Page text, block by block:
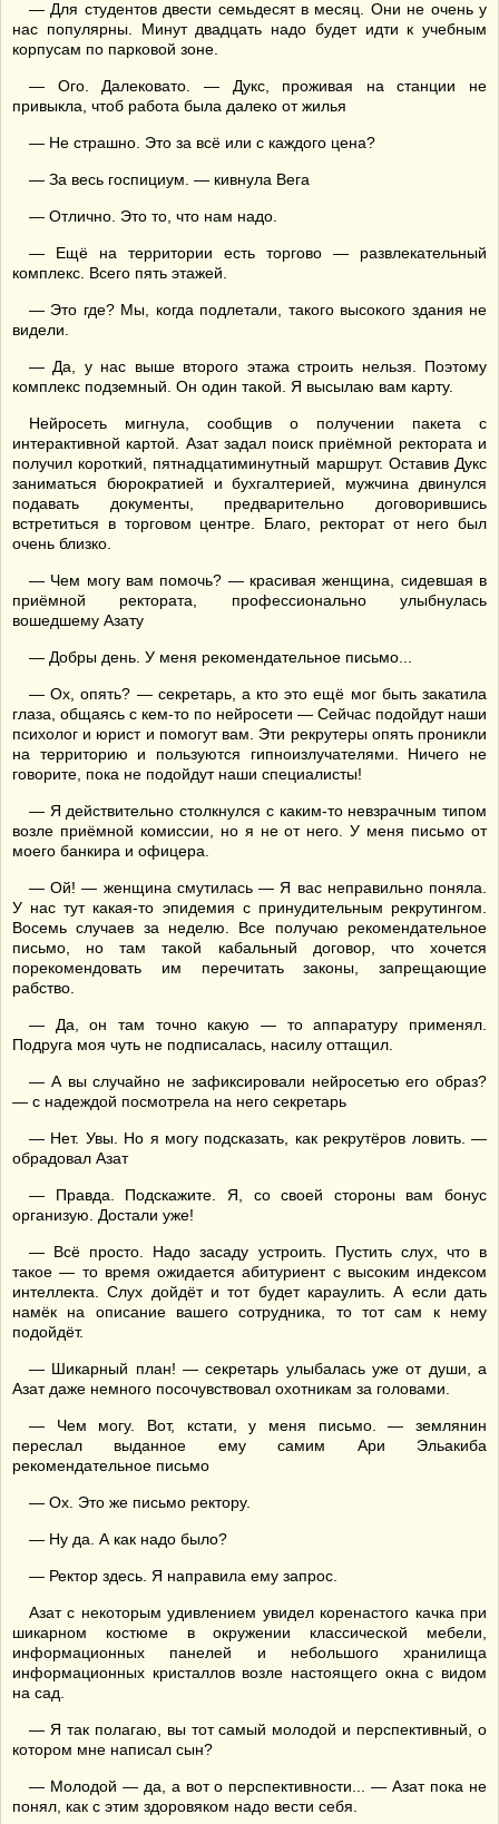
— Для студентов двести семьдесят в месяц. Они не очень у
нас популярны. Минут двадцать надо будет идти к учебным
корпусам по парковой зоне.
— Ого. Далековато. — Дукс, проживая на станции не
привыкла, чтоб работа была далеко от жилья
— Не страшно. Это за всё или с каждого цена?
— За весь госпициум. — кивнула Вега
— Отлично. Это то, что нам надо.
— Ещё на территории есть торгово — развлекательный
комплекс. Всего пять этажей.
— Это где? Мы, когда подлетали, такого высокого здания не
видели.
— Да, у нас выше второго этажа строить нельзя. Поэтому
комплекс подземный. Он один такой. Я высылаю вам карту.
Нейросеть мигнула, сообщив о получении пакета с
интерактивной картой. Азат задал поиск приёмной ректората и
получил короткий, пятнадцатиминутный маршрут. Оставив Дукс
заниматься бюрократией и бухгалтерией, мужчина двинулся
подавать документы, предварительно договорившись
встретиться в торговом центре. Благо, ректорат от него был
очень близко.
— Чем могу вам помочь? — красивая женщина, сидевшая в
приёмной ректората, профессионально улыбнулась
вошедшему Азату
— Добры день. У меня рекомендательное письмо...
— Ох, опять? — секретарь, а кто это ещё мог быть закатила
глаза, общаясь с кем-то по нейросети — Сейчас подойдут наши
психолог и юрист и помогут вам. Эти рекрутеры опять проникли
на территорию и пользуются гипноизлучателями. Ничего не
говорите, пока не подойдут наши специалисты!
— Я действительно столкнулся с каким-то невзрачным типом
возле приёмной комиссии, но я не от него. У меня письмо от
моего банкира и офицера.
— Ой! — женщина смутилась — Я вас неправильно поняла.
У нас тут какая-то эпидемия с принудительным рекрутингом.
Восемь случаев за неделю. Все получаю рекомендательное
письмо, но там такой кабальный договор, что хочется
порекомендовать им перечитать законы, запрещающие
рабство.
— Да, он там точно какую — то аппаратуру применял.
Подруга моя чуть не подписалась, насилу оттащил.
— А вы случайно не зафиксировали нейросетью его образ?
— с надеждой посмотрела на него секретарь
— Нет. Увы. Но я могу подсказать, как рекрутёров ловить. —
обрадовал Азат
— Правда. Подскажите. Я, со своей стороны вам бонус
организую. Достали уже!
— Всё просто. Надо засаду устроить. Пустить слух, что в
такое — то время ожидается абитуриент с высоким индексом
интеллекта. Слух дойдёт и тот будет караулить. А если дать
намёк на описание вашего сотрудника, то тот сам к нему
подойдёт.
— Шикарный план! — секретарь улыбалась уже от души, а
Азат даже немного посочувствовал охотникам за головами.
— Чем могу. Вот, кстати, у меня письмо. — землянин
переслал выданное ему самим Ари Эльакиба
рекомендательное письмо
— Ох. Это же письмо ректору.
— Ну да. А как надо было?
— Ректор здесь. Я направила ему запрос.
Азат с некоторым удивлением увидел коренастого качка при
шикарном костюме в окружении классической мебели,
информационных панелей и небольшого хранилища
информационных кристаллов возле настоящего окна с видом
на сад.
— Я так полагаю, вы тот самый молодой и перспективный, о
котором мне написал сын?
— Молодой — да, а вот о перспективности... — Азат пока не
понял, как с этим здоровяком надо вести себя.